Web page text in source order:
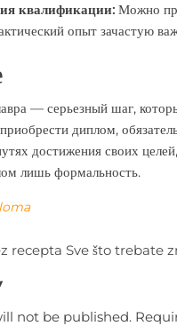
квалификации: Можно
опыт зачастую
— серьезный шаг,
диплом,
достижения своих
лишь формальность.
recepta Sve što trebate
not be published.